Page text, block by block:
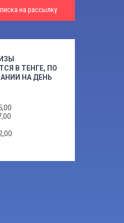
на рассылку
В ТЕНГЕ, ПО
НА ДЕНЬ